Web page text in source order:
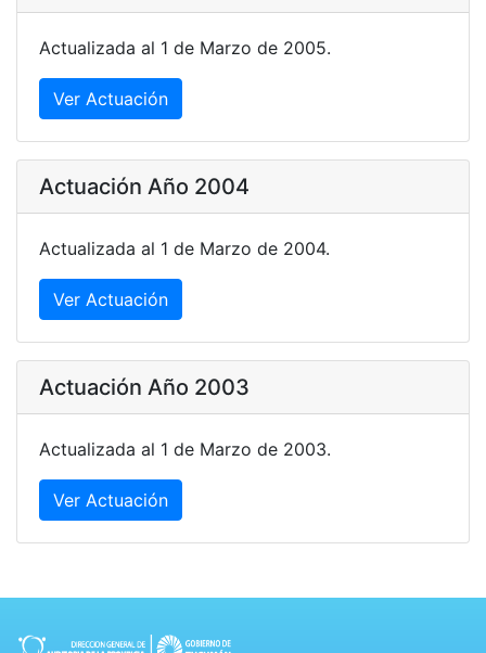
Actualizada al 1 de Marzo de 2005.
Ver Actuación
Actuación Año 2004
Actualizada al 1 de Marzo de 2004.
Ver Actuación
Actuación Año 2003
Actualizada al 1 de Marzo de 2003.
Ver Actuación